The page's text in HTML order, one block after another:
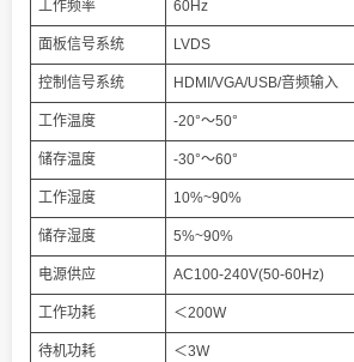
工作频率 60Hz
面板信号系统 LVDS
控制信号系统 HDMI/VGA/USB/音频输入
工作温度 -20°～50°
储存温度 -30°～60°
工作湿度 10%~90%
储存湿度 5%~90%
电源供应 AC100-240V(50-60Hz)
工作功耗 ＜200W
待机功耗 ＜3W